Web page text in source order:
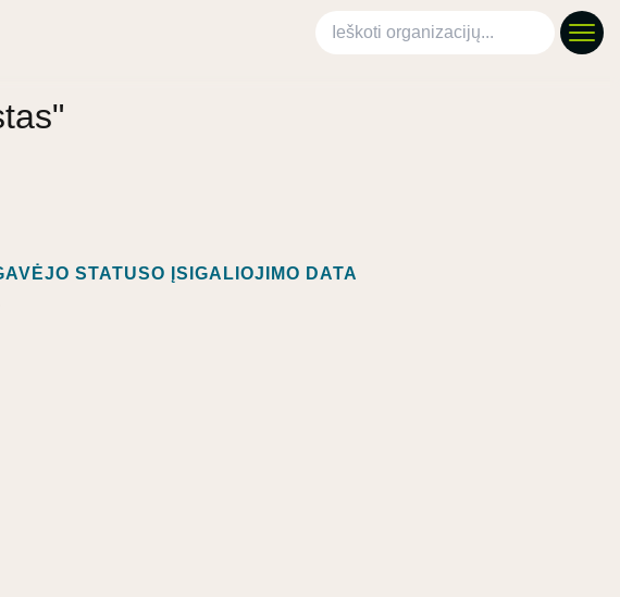
Ieškoti organizacijų
STATUSO ĮSIGALIOJIMO DATA